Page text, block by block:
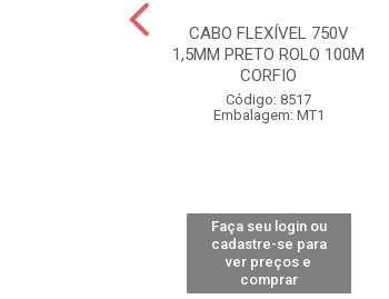
CABO FLEXÍVEL 750V
1,5MM PRETO ROLO 100M
CORFIO
Código: 8517
Embalagem: MT1
Faça seu login ou
cadastre-se para
ver preços e
comprar